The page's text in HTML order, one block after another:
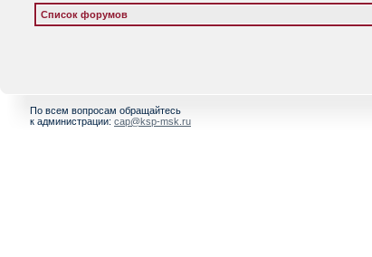
Список форумов
По всем вопросам обращайтесь
к администрации: cap@ksp-msk.ru